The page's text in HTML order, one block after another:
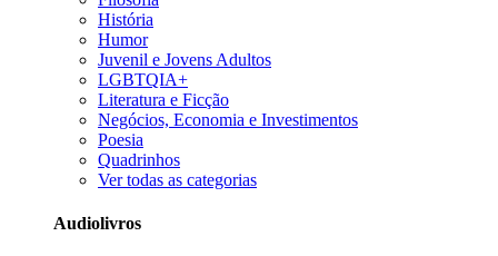
História
Humor
Juvenil e Jovens Adultos
LGBTQIA+
Literatura e Ficção
Negócios, Economia e Investimentos
Poesia
Quadrinhos
Ver todas as categorias
Audiolivros